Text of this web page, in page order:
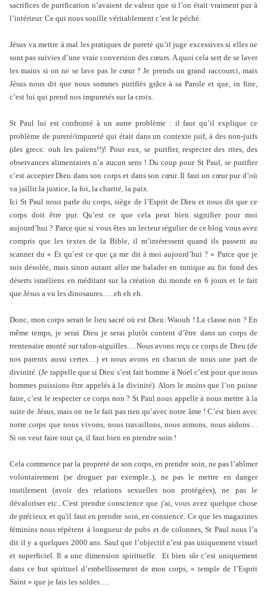
sacrifices de purification n’avaient de valeur que si l’on était vraiment pur à
l’intérieur. Ce qui nous souille véritablement c’est le péché.
Jésus va mettre à mal les pratiques de pureté qu’il juge excessives si elles ne
sont pas suivies d’une vraie conversion des cœurs. A quoi cela sert de se laver
les mains si on ne se lave pas le cœur ? Je prends un grand raccourci, mais
Jésus nous dit que nous sommes purifiés grâce à sa Parole et que, in fine,
c’est lui qui prend nos impuretés sur la croix.
St Paul lui est confronté à un autre problème : il faut qu’il explique ce
problème de pureté/impureté qui était dans un contexte juif, à des non-juifs
(des grecs: ouh les païens!!)! Pour eux, se purifier, respecter des rites, des
observances alimentaires n’a aucun sens ! Du coup pour St Paul, se purifier
c’est accepter Dieu dans son corps et dans son cœur. Il faut un cœur pur d’où
va jaillir la justice, la foi, la charité, la paix.
Ici St Paul nous parle du corps, siège de l’Esprit de Dieu et nous dit que ce
corps doit être pur. Qu’est ce que cela peut bien signifier pour moi
aujourd’hui ? Parce que si vous êtes un lecteur régulier de ce blog vous avez
compris que les textes de la Bible, il m’intéressent quand ils passent au
scanner du « Et qu’est ce que ça me dit à moi aujourd’hui ? » Parce que je
suis désolée, mais sinon autant aller me balader en tunique au fin fond des
déserts israëliens en méditant sur la création du monde en 6 jours et le fait
que Jésus a vu les dinosaures…..eh eh eh.
Donc, mon corps serait le lieu sacré où est Dieu. Waouh ! La classe non ? En
même temps, je serai Dieu je serai plutôt content d’être dans un corps de
trentenaire monté sur talon-aiguilles….Nous avons reçu ce corps de Dieu (de
nos parents aussi certes…) et nous avons en chacun de nous une part de
divinité. (Je rappelle que si Dieu s’est fait homme à Noël c’est pour que nous
hommes puissions être appelés à la divinité). Alors le moins que l’on puisse
faire, c’est le respecter ce corps non ? St Paul nous appelle à nous mettre à la
suite de Jésus, mais on ne le fait pas rien qu’avec notre âme ! C’est bien avec
notre corps que nous vivons, nous travaillons, nous aimons, nous aidons…
Si on veut faire tout ça, il faut bien en prendre soin !
Cela commence par la propreté de son corps, en prendre soin, ne pas l’abîmer
volontairement (se droguer par exemple..), ne pas le mettre en danger
inutilement (avoir des relations sexuelles non protégées), ne pas le
dévaloriser etc...C'est prendre conscience que j'ai, vous avez quelque chose
de précieux et qu'il faut en prendre soin, en consience. Ce que les magazines
féminins nous répètent à longueur de pubs et de colonnes, St Paul nous l’a
dit il y a quelques 2000 ans. Sauf que l’objectif n’est pas uniquement visuel
et superficiel. Il a une dimension spirituelle. Et bien sûr c’est uniquement
dans ce but spirituel d’embellissement de mon corps, « temple de l’Esprit
Saint » que je fais les soldes….